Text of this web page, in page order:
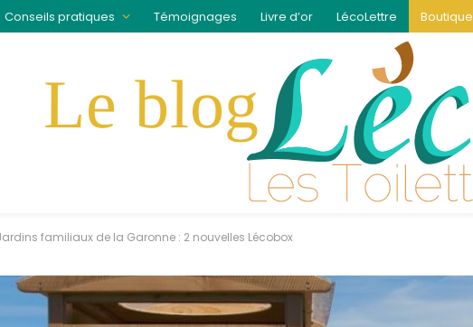
Conseils pratiques Témoignages Livre d’or LécoLettre Boutique
familiaux de la Garonne : 2 nouvelles Lécobox